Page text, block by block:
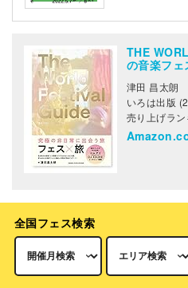
THE
の音楽フェ
津田 昌太朗
いろは出版
売り上げラ
全国フェス検索